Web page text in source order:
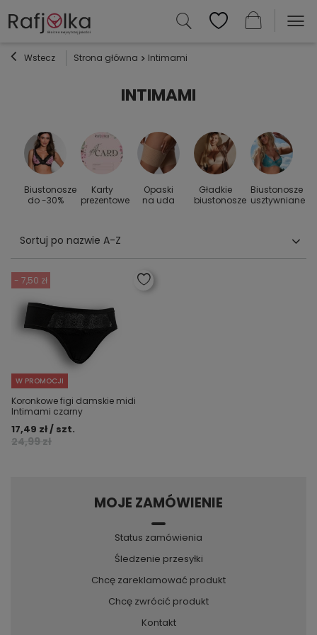
Wstecz Strona główna Intimami
INTIMAMI
Biustonosze
do -30%
Karty
prezentowe
Opaski
na uda
Gładkie
biustonosze
Biustonosze
usztywniane
Sortuj po nazwie A-Z
- 7,50 zł
W PROMOCJI
Koronkowe figi damskie midi
Intimami czarny
24,99 zł
17,49 zł / szt.
MOJE ZAMÓWIENIE
Status zamówienia
Śledzenie przesyłki
Chcę zareklamować produkt
Chcę zwrócić produkt
Kontakt